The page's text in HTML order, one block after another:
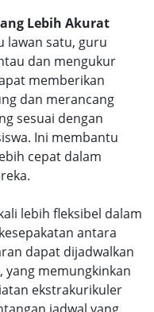
Lebih Akurat
lawan satu, guru
dan mengukur
memberikan
dan merancang
sesuai dengan
Ini membantu
cepat dalam
lebih fleksibel dalam
antara
dapat dijadwalkan
yang memungkinkan
ekstrakurikuler